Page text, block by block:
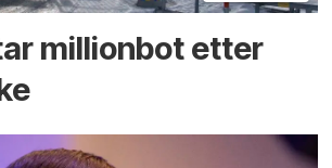
millionbot etter